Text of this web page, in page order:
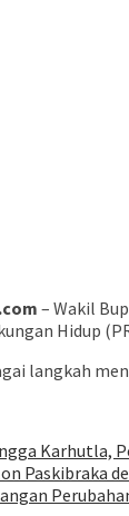
– Wakil
Hidup
langkah
Karhutla,
Paskibraka